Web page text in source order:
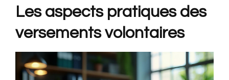
Les aspects pratiques des
versements volontaires